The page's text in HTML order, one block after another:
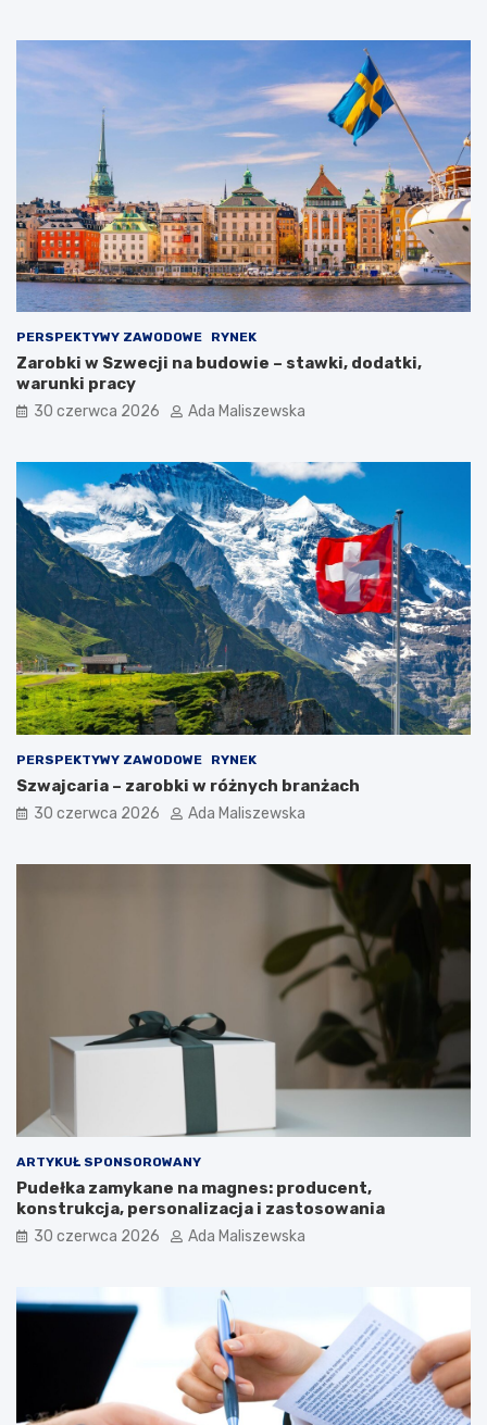
PERSPEKTYWY ZAWODOWE RYNEK
Zarobki w Szwecji na budowie – stawki, dodatki,
warunki pracy
30 czerwca 2026 Ada Maliszewska
PERSPEKTYWY ZAWODOWE RYNEK
Szwajcaria – zarobki w różnych branżach
30 czerwca 2026 Ada Maliszewska
ARTYKUŁ SPONSOROWANY
Pudełka zamykane na magnes: producent,
konstrukcja, personalizacja i zastosowania
30 czerwca 2026 Ada Maliszewska